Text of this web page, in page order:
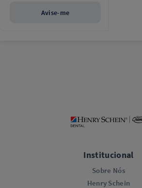
Avise-me
Institucional
Sobre Nós
Henry Schein